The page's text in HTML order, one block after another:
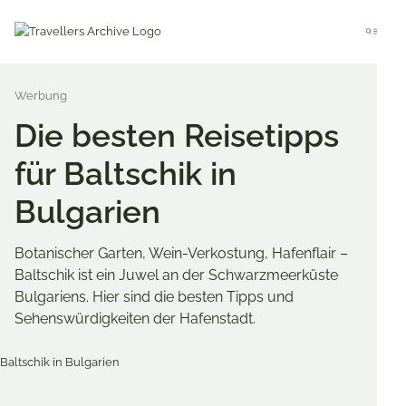
Menu
Die besten Reisetipps
für Baltschik in
Bulgarien
Botanischer Garten, Wein-Verkostung, Hafenflair –
Baltschik ist ein Juwel an der Schwarzmeerküste
Bulgariens. Hier sind die besten Tipps und
Sehenswürdigkeiten der Hafenstadt.